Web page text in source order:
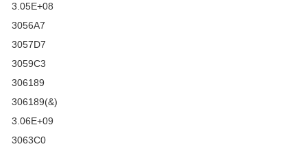
3.05E+08
3056A7
3057D7
3059C3
306189
306189(&)
3.06E+09
3063C0